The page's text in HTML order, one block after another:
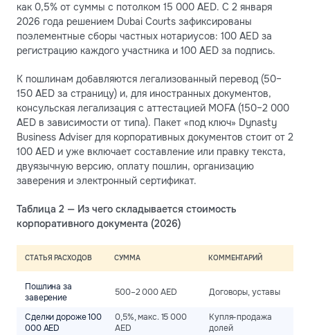
как 0,5% от суммы с потолком 15 000 AED. С 2 января
2026 года решением Dubai Courts зафиксированы
поэлементные сборы частных нотариусов: 100 AED за
регистрацию каждого участника и 100 AED за подпись.
К пошлинам добавляются легализованный перевод (50–
150 AED за страницу) и, для иностранных документов,
консульская легализация с аттестацией MOFA (150–2 000
AED в зависимости от типа). Пакет «под ключ» Dynasty
Business Adviser для корпоративных документов стоит от 2
100 AED и уже включает составление или правку текста,
двуязычную версию, оплату пошлин, организацию
заверения и электронный сертификат.
Таблица 2 — Из чего складывается стоимость
корпоративного документа (2026)
СТАТЬЯ РАСХОДОВ СУММА КОММЕНТАРИЙ
Пошлина за
заверение
500–2 000 AED Договоры, уставы
Сделки дороже 100
000 AED
0,5%, макс. 15 000
AED
Купля-продажа
долей